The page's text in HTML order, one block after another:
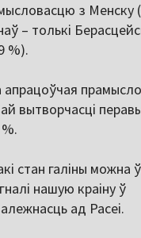
з Менску
– толькі
%).
вытворчасці
стан галіны можна
нашую краіну ў
ад Расеі.